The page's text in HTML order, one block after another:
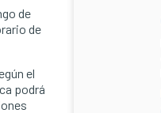
de
de
el
podrá